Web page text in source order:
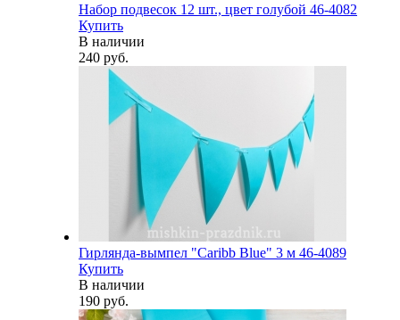
Набор подвесок 12 шт., цвет голубой 46-4082
Купить
В наличии
240 руб.
Гирлянда-вымпел "Caribb Blue" 3 м 46-4089
Купить
В наличии
190 руб.